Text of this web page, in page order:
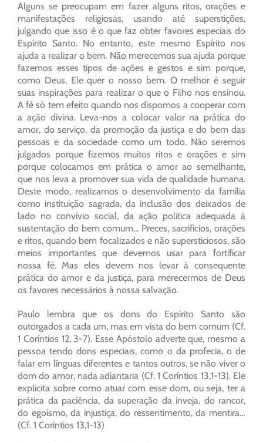
Alguns se preocupam em fazer alguns ritos, orações e
manifestações religiosas, usando até superstições,
julgando que isso é o que faz obter favores especiais do
Espírito Santo. No entanto, este mesmo Espírito nos
ajuda a realizar o bem. Não merecemos sua ajuda porque
fazemos esses tipos de ações e gestos e sim porque,
como Deus, Ele quer o nosso bem. O melhor é seguir
suas inspirações para realizar o que o Filho nos ensinou.
A fé só tem efeito quando nos dispomos a cooperar com
a ação divina. Leva-nos a colocar valor na prática do
amor, do serviço, da promoção da justiça e do bem das
pessoas e da sociedade como um todo. Não seremos
julgados porque fizemos muitos ritos e orações e sim
porque colocamos em prática o amor ao semelhante,
que nos leva a promover sua vida de qualidade humana.
Deste modo, realizamos o desenvolvimento da família
como instituição sagrada, da inclusão dos deixados de
lado no convívio social, da ação política adequada à
sustentação do bem comum… Preces, sacrifícios, orações
e ritos, quando bem focalizados e não supersticiosos, são
meios importantes que devemos usar para fortificar
nossa fé. Mas eles devem nos levar à consequente
prática do amor e da justiça, para merecermos de Deus
os favores necessários à nossa salvação.
Paulo lembra que os dons do Espírito Santo são
outorgados a cada um, mas em vista do bem comum (Cf.
1 Coríntios 12, 3-7). Esse Apóstolo adverte que, mesmo a
pessoa tendo dons especiais, como o da profecia, o de
falar em línguas diferentes e tantos outros, se não viver o
dom do amor, nada adiantaria (Cf. 1 Coríntios 13,1-13). Ele
explicita sobre como atuar com esse dom, ou seja, ter a
prática da paciência, da superação da inveja, do rancor,
do egoísmo, da injustiça, do ressentimento, da mentira…
(Cf. 1 Coríntios 13,1-13)